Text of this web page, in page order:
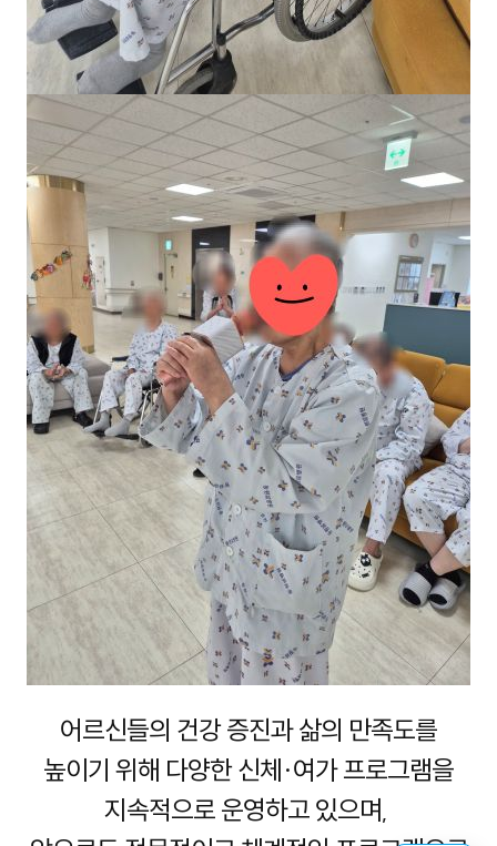
어르신들의 건강 증진과 삶의 만족도를
높이기 위해 다양한 신체·여가 프로그램을
지속적으로 운영하고 있으며,